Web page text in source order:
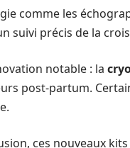
comme les
suivi précis de la
notable : la
post-partum.
ces nouveaux